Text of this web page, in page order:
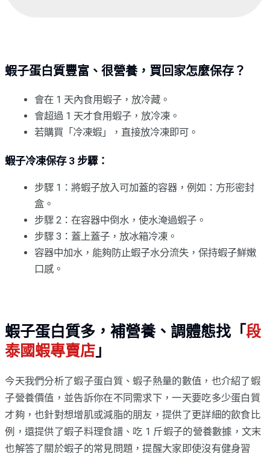
蝦子蛋白質豐富、很營養，買回家怎麼保存？
會在 1 天內食用蝦子，放冷藏。
會超過 1 天才食用蝦子，放冷凍。
若購買「冷凍蝦」，直接放冷凍即可。
蝦子冷凍保存 3 步驟：
步驟 1：將蝦子放入可加蓋的容器，例如：方形密封
盒。
步驟 2：在容器中倒水，使水淹過蝦子。
步驟 3：蓋上蓋子，放冰箱冷凍。
容器中加水，能夠防止蝦子水分流失，保持蝦子鮮嫩
口感。
蝦子蛋白質多，補營養、調體態找「段
泰國蝦專賣店 」
今天我們分析了蝦子蛋白質、蝦子熱量的數值，也介紹了蝦
子營養價值，並告訴你在不同需求下，一天要吃多少蛋白質
才夠，也針對想增肌或減脂的朋友，提供了更詳細的飲食比
例，還提供了蝦子料理食譜、吃 1 斤蝦子的營養數據，文末
也解答了關於蝦子的常見問題，提醒大家即使沒有健身習